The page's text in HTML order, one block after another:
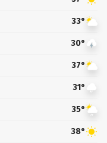
33°
30°
37°
31°
35°
38°